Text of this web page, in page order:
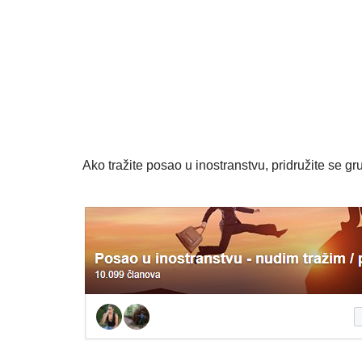
Ako tražite posao u inostranstvu, pridružite se